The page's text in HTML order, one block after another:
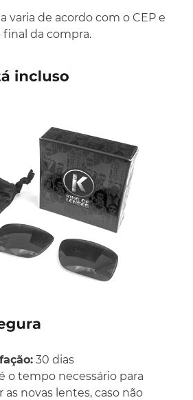
varia de acordo com o CEP e
da compra.
30 dias
o tempo necessário para
novas lentes, caso não